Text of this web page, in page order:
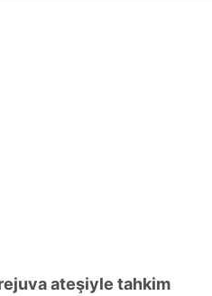
ateşiyle tahkim